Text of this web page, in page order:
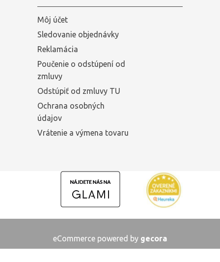
Môj účet
Sledovanie objednávky
Reklamácia
Poučenie o odstúpení od
zmluvy
Odstúpiť od zmluvy TU
Ochrana osobných
údajov
Vrátenie a výmena tovaru
eCommerce powered by gecora